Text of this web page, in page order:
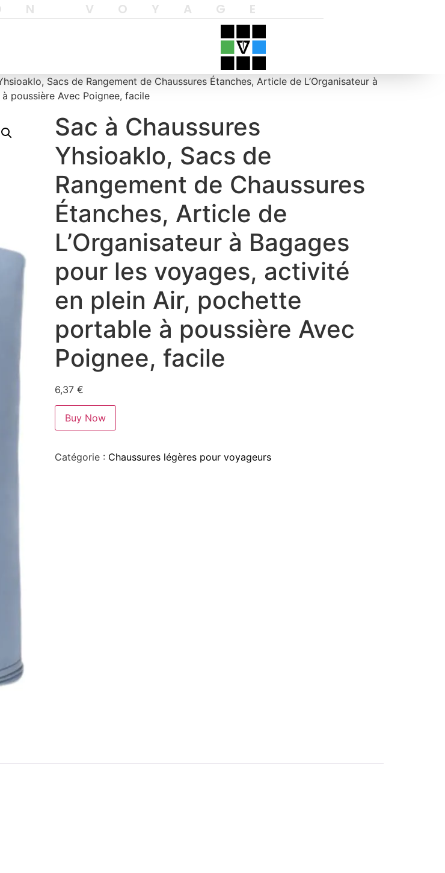
VOYAGE
Sacs de Rangement de Chaussures Étanches, Article de L’Organisateur à
poussière Avec Poignee, facile
Sac à Chaussures
Yhsioaklo, Sacs de
Rangement de Chaussures
Étanches, Article de
L’Organisateur à Bagages
pour les voyages, activité
en plein Air, pochette
portable à poussière Avec
Poignee, facile
6,37 €
Buy Now
Catégorie : Chaussures légères pour voyageurs